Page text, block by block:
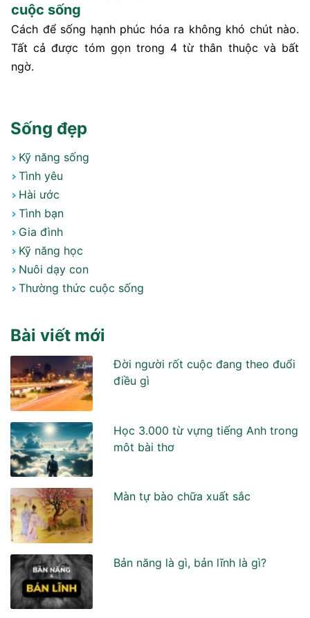
cuộc sống
Cách để sống hạnh phúc hóa ra không khó chút nào.
Tất cả được tóm gọn trong 4 từ thân thuộc và bất
ngờ.
Sống đẹp
Kỹ năng sống
Tình yêu
Hài ước
Tình bạn
Gia đình
Kỹ năng học
Nuôi dạy con
Thường thức cuộc sống
Bài viết mới
Đời người rốt cuộc đang theo đuổi
điều gì
Học 3.000 từ vựng tiếng Anh trong
môt bài thơ
Màn tự bào chữa xuất sắc
Bản năng là gì, bản lĩnh là gì?